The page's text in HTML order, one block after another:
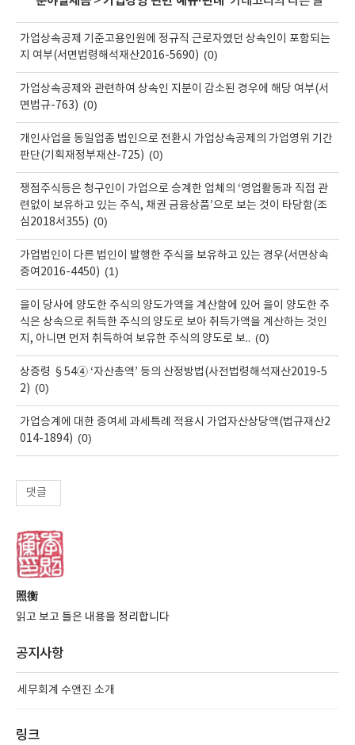
가업상속공제 기준고용인원에 정규직 근로자였던 상속인이 포함되는
지 여부(서면법령해석재산2016-5690) (0)
가업상속공제와 관련하여 상속인 지분이 감소된 경우에 해당 여부(서
면법규-763) (0)
개인사업을 동일업종 법인으로 전환시 가업상속공제의 가업영위 기간
판단(기획재정부재산-725) (0)
쟁점주식등은 청구인이 가업으로 승계한 업체의 ‘영업활동과 직접 관
련없이 보유하고 있는 주식, 채권 금융상품’으로 보는 것이 타당함(조
심2018서355) (0)
가업법인이 다른 법인이 발행한 주식을 보유하고 있는 경우(서면상속
증여2016-4450) (1)
을이 당사에 양도한 주식의 양도가액을 계산함에 있어 을이 양도한 주
식은 상속으로 취득한 주식의 양도로 보아 취득가액을 계산하는 것인
지, 아니면 먼저 취득하여 보유한 주식의 양도로 보.. (0)
상증령 §54④ ‘자산총액’ 등의 산정방법(사전법령해석재산2019-5
2) (0)
가업승계에 대한 증여세 과세특례 적용시 가업자산상당액(법규재산2
014-1894) (0)
댓글
照衡
읽고 보고 들은 내용을 정리합니다
공지사항
세무회계 수앤진 소개
링크